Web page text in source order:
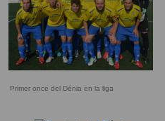
Primer once del Dénia en la liga